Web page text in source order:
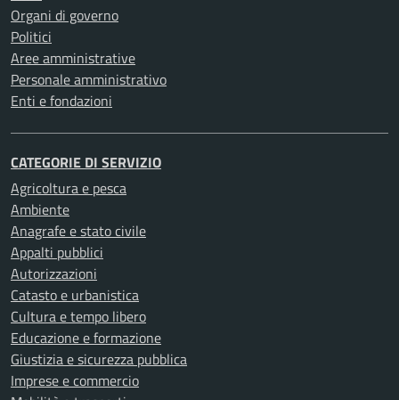
Organi di governo
Politici
Aree amministrative
Personale amministrativo
Enti e fondazioni
CATEGORIE DI SERVIZIO
Agricoltura e pesca
Ambiente
Anagrafe e stato civile
Appalti pubblici
Autorizzazioni
Catasto e urbanistica
Cultura e tempo libero
Educazione e formazione
Giustizia e sicurezza pubblica
Imprese e commercio